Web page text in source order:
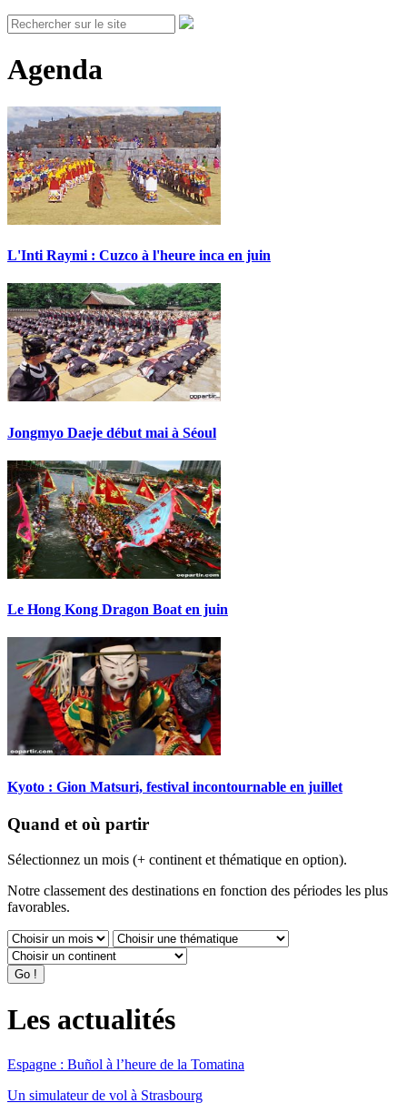
Agenda
L'Inti Raymi : Cuzco à l'heure inca en juin
Jongmyo Daeje début mai à Séoul
Le Hong Kong Dragon Boat en juin
Kyoto : Gion Matsuri, festival incontournable en juillet
Quand et où partir
Sélectionnez un mois (+ continent et thématique en option).
Notre classement des destinations en fonction des périodes les plus
favorables.
Les actualités
Espagne : Buñol à l’heure de la Tomatina
Un simulateur de vol à Strasbourg